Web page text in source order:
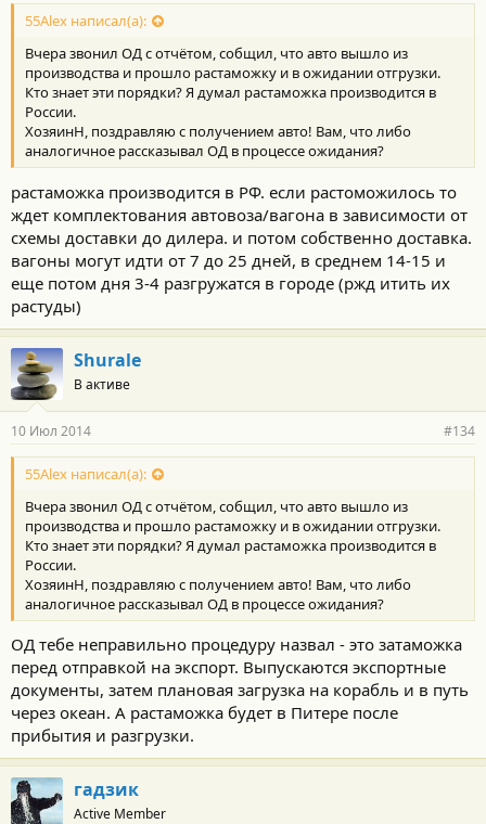
с
и
:
55Alex написал(а):
Вчера звонил ОД с отчётом, собщил, что авто вышло из
производства и прошло растаможку и в ожидании отгрузки.
Кто знает эти порядки? Я думал растаможка производится в
России.
ХозяинН, поздравляю с получением авто! Вам, что либо
аналогичное рассказывал ОД в процессе ожидания?
растаможка производится в РФ. если растоможилось то
ждет комплектования автовоза/вагона в зависимости от
схемы доставки до дилера. и потом собственно доставка.
вагоны могут идти от 7 до 25 дней, в среднем 14-15 и
еще потом дня 3-4 разгружатся в городе (ржд итить их
растуды)
Shurale
В активе
10 Июл 2014 #134
55Alex написал(а):
Вчера звонил ОД с отчётом, собщил, что авто вышло из
производства и прошло растаможку и в ожидании отгрузки.
Кто знает эти порядки? Я думал растаможка производится в
России.
ХозяинН, поздравляю с получением авто! Вам, что либо
аналогичное рассказывал ОД в процессе ожидания?
ОД тебе неправильно процедуру назвал - это затаможка
перед отправкой на экспорт. Выпускаются экспортные
документы, затем плановая загрузка на корабль и в путь
через океан. А растаможка будет в Питере после
прибытия и разгрузки.
гадзик
Active Member